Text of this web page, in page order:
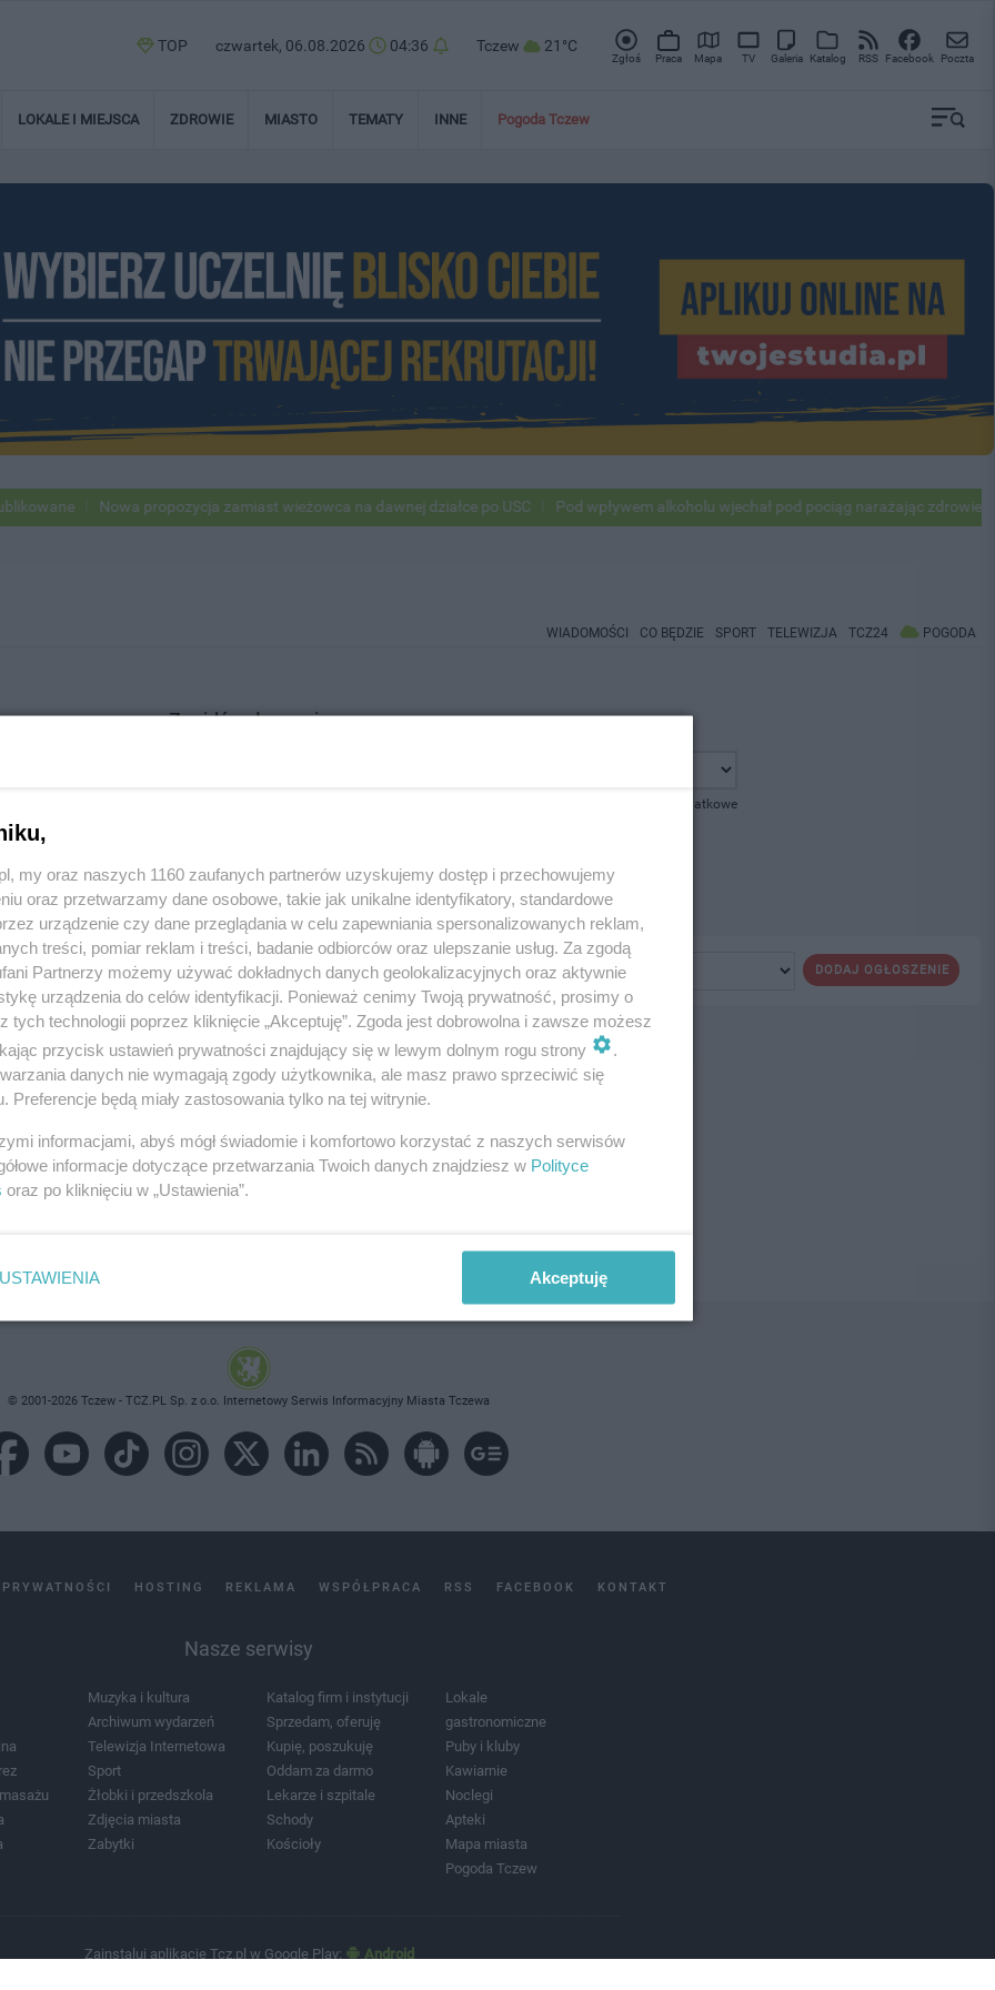
TOP czwartek, 06.08.2026 04:36 Tczew 21°C
Zgłoś Praca Mapa TV Galeria Katalog RSS Facebook Poczta
LOKALE I MIEJSCA ZDROWIE MIASTO TEMATY INNE Pogoda Tczew
Nowa propozycja zamiast wieżowca na dawnej działce po USC Pod wpływem alkoholu wjechał pod pociąg narażając zdrowie i
WIADOMOŚCI CO BĘDZIE SPORT TELEWIZJA TCZ24 POGODA
Znajdź ogłoszenie
pokaż opcje dodatkowe
DODAJ OGŁOSZENIE
ogłoszenie nie istnieje lub nie jest jeszcze aktywne!
© 2001-2026 Tczew - TCZ.PL Sp. z o.o. Internetowy Serwis Informacyjny Miasta Tczewa
HOSTING REKLAMA WSPÓŁPRACA RSS FACEBOOK KONTAKT
Nasze serwisy
Muzyka i kultura
Archiwum wydarzeń
Telewizja Internetowa
Sport
Żłobki i przedszkola
Zdjęcia miasta
Zabytki
Katalog firm i instytucji
Sprzedam, oferuję
Kupię, poszukuję
Oddam za darmo
Lekarze i szpitale
Schody
Kościoły
Lokale
gastronomiczne
Puby i kluby
Kawiarnie
Noclegi
Apteki
Mapa miasta
Pogoda Tczew
Zainstaluj aplikację Tcz.pl w Google Play: Android
my oraz naszych 1160 zaufanych partnerów uzyskujemy dostęp i przechowujemy
oraz przetwarzamy dane osobowe, takie jak unikalne identyfikatory, standardowe
urządzenie czy dane przeglądania w celu zapewniania spersonalizowanych reklam,
treści, pomiar reklam i treści, badanie odbiorców oraz ulepszanie usług. Za zgodą
Partnerzy możemy używać dokładnych danych geolokalizacyjnych oraz aktywnie
urządzenia do celów identyfikacji. Ponieważ cenimy Twoją prywatność, prosimy o
tych technologii poprzez kliknięcie „Akceptuję”. Zgoda jest dobrowolna i zawsze możesz
przycisk ustawień prywatności znajdujący się w lewym dolnym rogu strony
danych nie wymagają zgody użytkownika, ale masz prawo sprzeciwić się
Preferencje będą miały zastosowania tylko na tej witrynie.
informacjami, abyś mógł świadomie i komfortowo korzystać z naszych serwisów
informacje dotyczące przetwarzania Twoich danych znajdziesz w Polityce
oraz po kliknięciu w „Ustawienia”.
USTAWIENIA Akceptuję